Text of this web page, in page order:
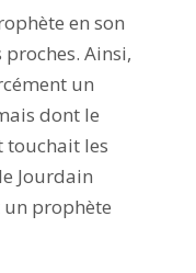
en son
Ainsi,
un
dont le
touchait les
Jourdain
un prophète